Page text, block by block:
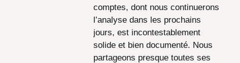
comptes, dont nous continuerons
l’analyse dans les prochains
jours, est incontestablement
solide et bien documenté. Nous
partageons presque toutes ses